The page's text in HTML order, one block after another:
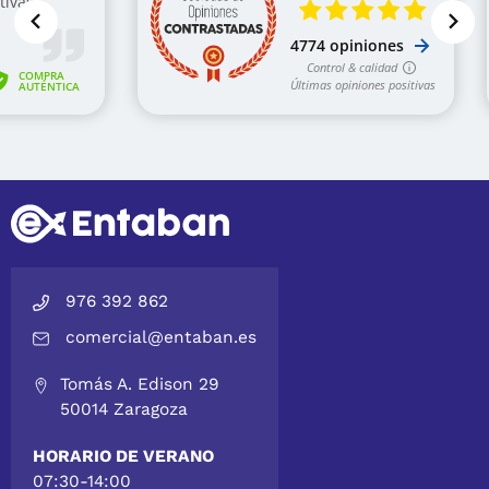
976 392 862
comercial@entaban.es
Tomás A. Edison 29
50014 Zaragoza
HORARIO DE VERANO
07:30-14:00